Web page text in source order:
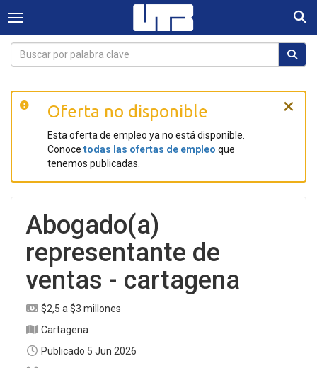
Toggle navigation
Oferta no disponible
Esta oferta de empleo ya no está disponible.
Conoce todas las ofertas de empleo que
tenemos publicadas.
×
Abogado(a)
representante de
ventas - cartagena
$2,5 a $3 millones
Cartagena
Publicado 5 Jun 2026